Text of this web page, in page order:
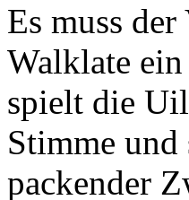
Es muss
Walklate
spielt die
Stimme
packender